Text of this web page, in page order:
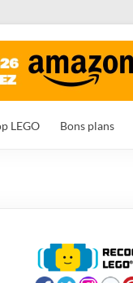
LEGO Bons plans